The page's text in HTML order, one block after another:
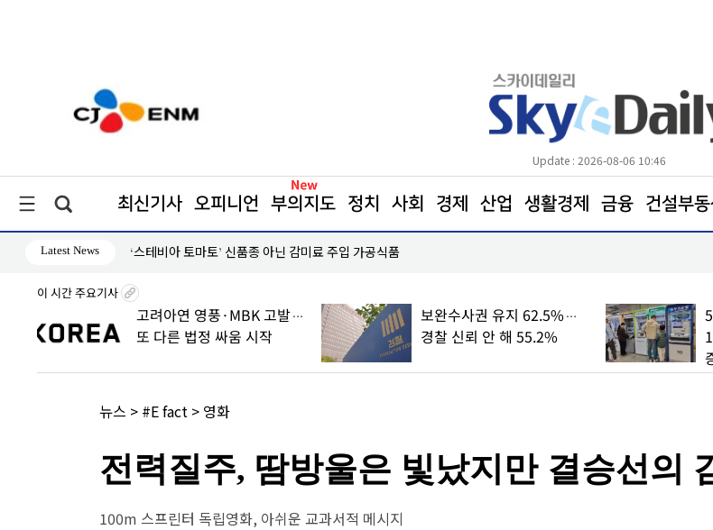
Update : 2026-08-06 10:46
최신기사 오피니언 부의지도 정치 사회 경제 산업 생활경제 금융 건설부
Latest News ‘스테비아 토마토’ 신품종 아닌 감미료 주입 가공식품
이 시간 주요기사
고려아연 영풍·MBK 고발…
또 다른 법정 싸움 시작
보완수사권 유지 62.5%…
경찰 신뢰 안 해 55.2%
뉴스 > #E fact > 영화
전력질주, 땀방울은 빛났지만 결승선의
100m 스프린터 독립영화, 아쉬운 교과서적 메시지